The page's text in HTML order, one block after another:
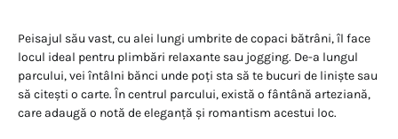
Peisajul său vast, cu alei lungi umbrite de copaci bătrâni, îl face
locul ideal pentru plimbări relaxante sau jogging. De-a lungul
parcului, vei întâlni bănci unde poți sta să te bucuri de liniște sau
să citești o carte. În centrul parcului, există o fântână arteziană,
care adaugă o notă de eleganță și romantism acestui loc.